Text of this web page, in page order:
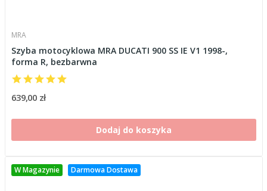
MRA
Szyba motocyklowa MRA DUCATI 900 SS IE V1 1998-,
forma R, bezbarwna
639,00 zł
Dodaj do koszyka
W Magazynie Darmowa Dostawa